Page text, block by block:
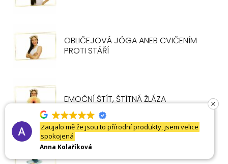
OBLIČEJOVÁ JÓGA ANEB CVIČENÍM
PROTI STÁŘÍ
EMOČNÍ ŠTÍT, ŠTÍTNÁ ŽLÁZA
JAMY A NIJAMY = ZÁKAZY A PŘÍKAZY
Obličejovou jógu doporučuju všem, pomohla mi s
mračivkou, nosoretnima vraskama a celkove s
prokrvení obličeje a jeho větší pružností.
Zaujalo mě že jsou to přírodní produkty, jsem velice
spokojená
Anna Kolaříková